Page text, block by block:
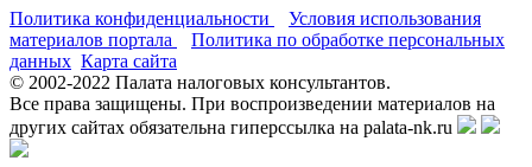
Политика конфиденциальности
Условия использования
материалов портала
Политика по обработке персональных
данных Карта сайта
© 2002-2022 Палата налоговых консультантов.
Все права защищены. При воспроизведении материалов на
других сайтах обязательна гиперссылка на palata-nk.ru